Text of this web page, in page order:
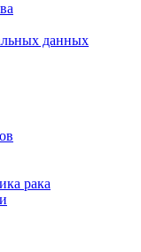
данных
рака